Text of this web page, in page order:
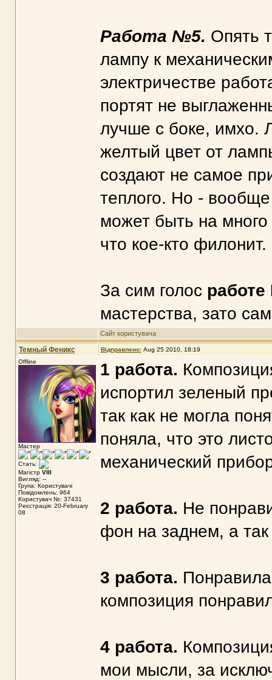
Работа №5. Опять
лампу к
электричестве
портят не
лучше с боке, имхо.
желтый цвет от
создают не самое
теплого. Но -
может быть на
что кое-кто филонит.
За сим голос
мастерства, зато
Сайт користувача
Темный Феникс Відправлено: Aug 25 2010, 18:19
Offline
Мастер
Стать:
Магістр VIII
Вигляд: --
Група: Користувачі
Повідомлень: 964
Користувач №: 37431
Реєстрація: 20-February
08
1 работа.
испортил зеленый
так как не могла
поняла, что это
механический
2 работа. Не
фон на заднем, а
3 работа.
композиция
4 работа.
мои мысли, за